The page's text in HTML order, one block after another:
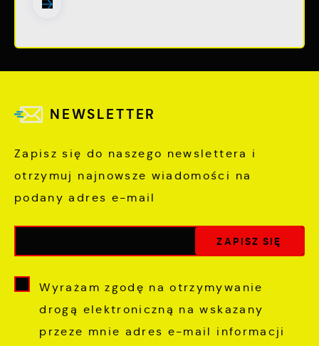
NEWSLETTER
Zapisz się do naszego newslettera i
otrzymuj najnowsze wiadomości na
podany adres e-mail
Wyrażam zgodę na otrzymywanie
drogą elektroniczną na wskazany
przeze mnie adres e-mail informacji